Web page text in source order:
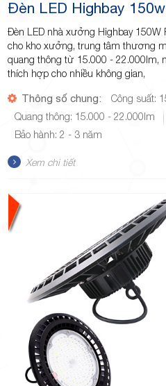
Đèn LED Highbay
Đèn LED nhà xưởng Highbay
cho kho xưởng, trung tâm thương
quang thông từ 15.000 - 22.000lm,
thích hợp cho nhiều không gian,
Thông số chung:
Công suất:
Quang thông: 15.000 - 22.000lm
Bảo hành: 2 - 3 năm
Xem chi tiết